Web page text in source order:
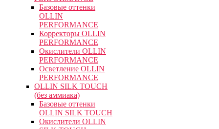
Базовые оттенки
OLLIN
PERFORMANCE
Корректоры OLLIN
PERFORMANCE
Окислители OLLIN
PERFORMANCE
Осветление OLLIN
PERFORMANCE
OLLIN SILK TOUCH
(без аммиака)
Базовые оттенки
OLLIN SILK TOUCH
Окислители OLLIN